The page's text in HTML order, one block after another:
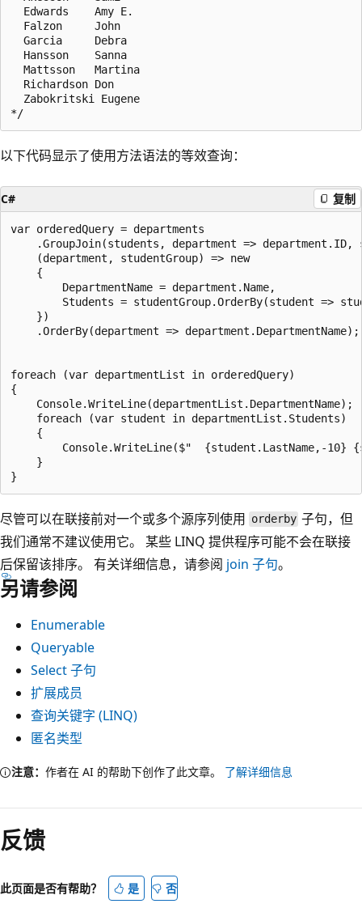
  Edwards    Amy E.
  Falzon     John
  Garcia     Debra
  Hansson    Sanna
  Mattsson   Martina
  Richardson Don
  Zabokritski Eugene
以下代码显示了使用方法语法的等效查询：
C# 复制
var orderedQuery = departments
.GroupJoin(students, department => department.ID,
    (department, studentGroup) => new
    {
        DepartmentName = department.Name,
Students = studentGroup.OrderBy(student =>
    })
    .OrderBy(department => department.DepartmentName);
foreach (var departmentList in orderedQuery)
{
    Console.WriteLine(departmentList.DepartmentName);
    foreach (var student in departmentList.Students)
    {
Console.WriteLine($"  {student.LastName,-10}
    }
尽管可以在联接前对一个或多个源序列使用 orderby 子句，但
我们通常不建议使用它。 某些 LINQ 提供程序可能不会在联接
后保留该排序。 有关详细信息，请参阅 join 子句。
另请参阅
Enumerable
Queryable
Select 子句
扩展成员
查询关键字 (LINQ)
匿名类型
注意： 作者在 AI 的帮助下创作了此文章。 了解详细信息
反馈
此页面是否有帮助？ 是 否